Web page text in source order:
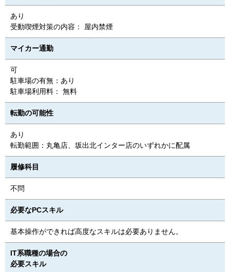
あり
受動喫煙対策の内容： 屋内禁煙
マイカー通勤
可
駐車場の有無：あり
駐車場利用料： 無料
転勤の可能性
あり
転勤範囲：丸亀店、坂出北インター店のいずれかに配属
履修科目
不問
必要なPCスキル
基本操作ができれば高度なスキルは必要ありません。
IT系職種の場合の
必要スキル